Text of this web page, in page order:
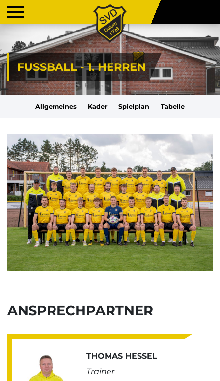
FUSSBALL - 1. HERREN
Allgemeines Kader Spielplan Tabelle
ANSPRECHPARTNER
THOMAS HESSEL
Trainer